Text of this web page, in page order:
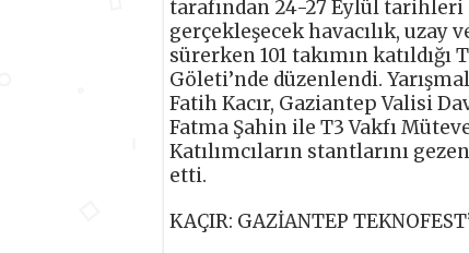
tarafından 24-27 Eylül tarihleri
gerçekleşecek havacılık, uzay
sürerken 101 takımın katıldığı
Göleti’nde düzenlendi.
Fatih Kacır, Gaziantep Valisi
Fatma Şahin ile T3 Vakfı
Katılımcıların stantlarını
etti.
KAÇIR: GAZİANTEP